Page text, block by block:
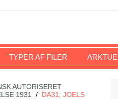
TYPER AF FILER
AUTORISERET
1931
/ DA31: JOELS